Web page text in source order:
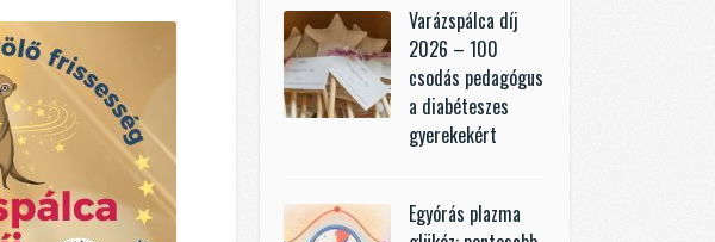
Varázspálca díj
2026 – 100
csodás pedagógus
a diabéteszes
gyerekekért
Egyórás plazma